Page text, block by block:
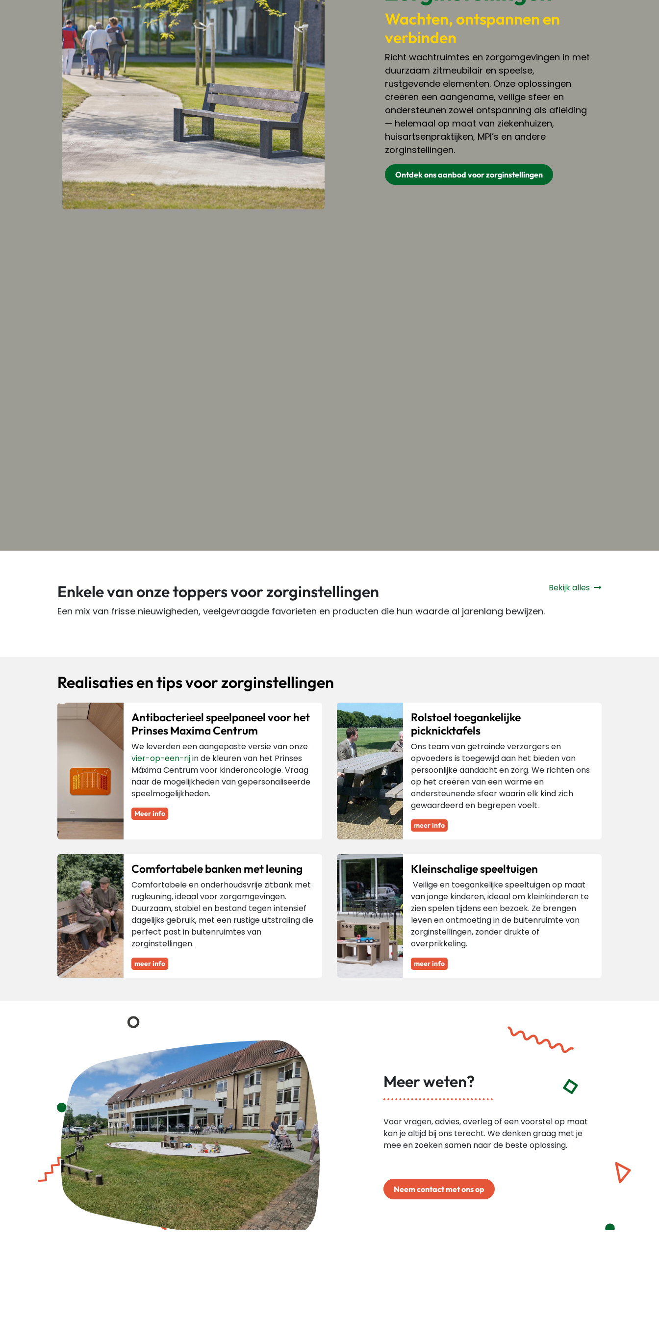
Wachten, ontspannen en
verbinden
Richt wachtruimtes en zorgomgevingen in met
duurzaam zitmeubilair en speelse,
rustgevende elementen. Onze oplossingen
creëren een aangename, veilige sfeer en
ondersteunen zowel ontspanning als afleiding
— helemaal op maat van ziekenhuizen,
huisartsenpraktijken, MPI’s en andere
zorginstellingen.
Ontdek ons aanbod voor zorginstellingen
Enkele van onze toppers voor zorginstellingen
Een mix van frisse nieuwigheden, veelgevraagde favorieten en producten die hun waarde al jarenlang bewijzen.
Bekijk alles
Realisaties en tips voor zorginstellingen
Antibacterieel speelpaneel voor het
Prinses Maxima Centrum
We leverden een aangepaste versie van onze
vier-op-een-rijin de kleuren van het Prinses
Máxima Centrum voor kinderoncologie. Vraag
naar de mogelijkheden van gepersonaliseerde
speelmogelijkheden.
Meer info
Rolstoel toegankelijke
picknicktafels
Ons team van getrainde verzorgers en
opvoeders is toegewijd aan het bieden van
persoonlijke aandacht en zorg. We richten ons
op het creëren van een warme en
ondersteunende sfeer waarin elk kind zich
gewaardeerd en begrepen voelt.
meer info
Comfortabele banken met leuning
Comfortabele en onderhoudsvrije zitbank met
rugleuning, ideaal voor zorgomgevingen.
Duurzaam, stabiel en bestand tegen intensief
dagelijks gebruik, met een rustige uitstraling die
perfect past in buitenruimtes van
zorginstellingen.
meer info
Kleinschalige speeltuigen
Veilige en toegankelijke speeltuigen op maat
van jonge kinderen, ideaal om kleinkinderen te
zien spelen tijdens een bezoek. Ze brengen
leven en ontmoeting in de buitenruimte van
zorginstellingen, zonder drukte of
overprikkeling.
meer info
Meer weten?
Voor vragen, advies, overleg of een voorstel op maat
kan je altijd bij ons terecht. We denken graag met je
mee en zoeken samen naar de beste oplossing.
Neem contact met ons op